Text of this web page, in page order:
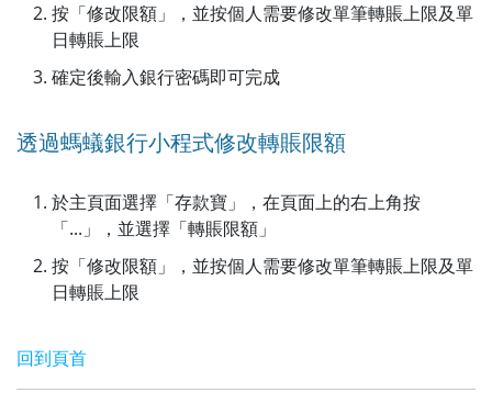
按「修改限額」，並按個人需要修改單筆轉賬上限及單
日轉賬上限
確定後輸入銀行密碼即可完成
透過螞蟻銀行小程式修改轉賬限額
於主頁面選擇「存款寶」，在頁面上的右上角按
「...」，並選擇「轉賬限額」
按「修改限額」，並按個人需要修改單筆轉賬上限及單
日轉賬上限
回到頁首